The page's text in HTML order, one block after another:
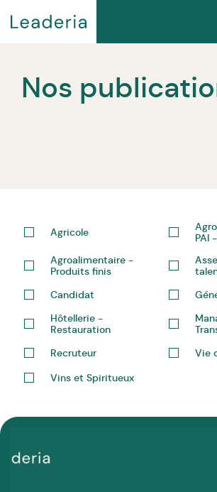
Nos
Agricole
PAI
Agroalimentaire -
Produits finis
Candidat
Hôtellerie -
Restauration
Recruteur
Vie
Vins et Spiritueux